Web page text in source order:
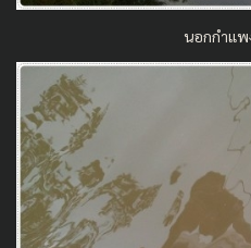
นอกกำแ